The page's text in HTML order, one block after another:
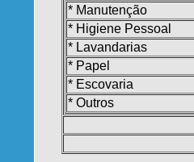
* Manutenção
* Higiene Pessoal
* Lavandarias
* Papel
* Escovaria
* Outros